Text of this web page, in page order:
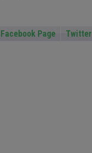
Facebook Page Twitter